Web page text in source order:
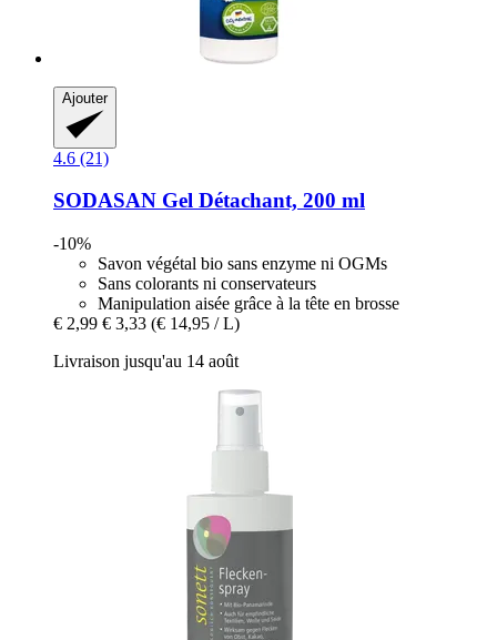
Ajouter
4.6 (21)
SODASAN Gel Détachant, 200 ml
-10%
Savon végétal bio sans enzyme ni OGMs
Sans colorants ni conservateurs
Manipulation aisée grâce à la tête en brosse
€ 2,99 € 3,33 (€ 14,95 / L)
Livraison jusqu'au 14 août